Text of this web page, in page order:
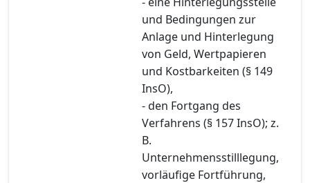
und Bedingungen zur
Anlage und Hinterlegung
von Geld, Wertpapieren
und Kostbarkeiten (§ 149
InsO),
- den Fortgang des
Verfahrens (§ 157 InsO); z.
B.
Unternehmensstilllegung,
vorläufige Fortführung,